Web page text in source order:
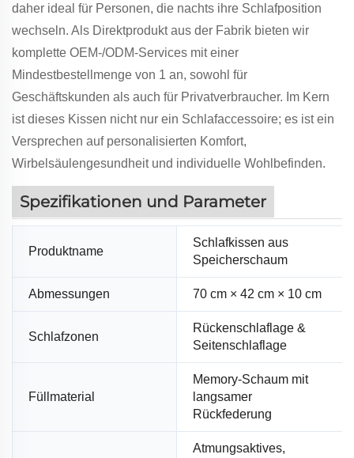
daher ideal für Personen, die nachts ihre Schlafposition
wechseln. Als Direktprodukt aus der Fabrik bieten wir
komplette OEM-/ODM-Services mit einer
Mindestbestellmenge von 1 an, sowohl für
Geschäftskunden als auch für Privatverbraucher. Im Kern
ist dieses Kissen nicht nur ein Schlafaccessoire; es ist ein
Versprechen auf personalisierten Komfort,
Wirbelsäulengesundheit und individuelle Wohlbefinden.
Spezifikationen und Parameter
Produktname
Schlafkissen aus
Speicherschaum
Abmessungen 70 cm × 42 cm × 10 cm
Schlafzonen
Rückenschlaflage &
Seitenschlaflage
Füllmaterial
Memory-Schaum mit
langsamer
Rückfederung
Atmungsaktives,